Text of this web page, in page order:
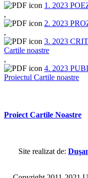
1. 2023
,
2. 2023
,
3. 2023
Cartile noastre
,
4. 2023
Proiectul Cartile noastre
Proiect Cartile Noastre
Site realizat de: